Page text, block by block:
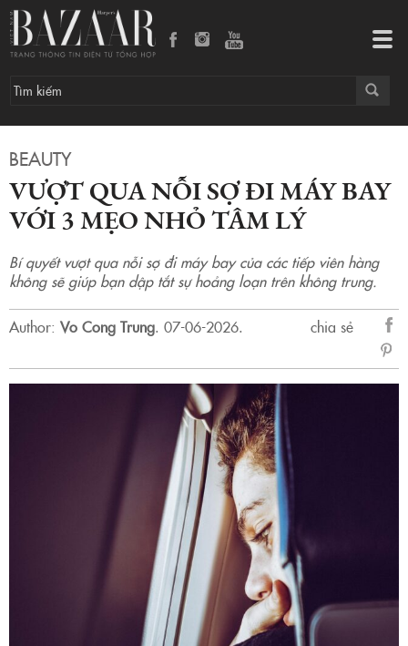
BEAUTY
VƯỢT QUA NỖI SỢ ĐI MÁY BAY
VỚI 3 MẸO NHỎ TÂM LÝ
Bí quyết vượt qua nỗi sợ đi máy bay của các tiếp viên hàng
không sẽ giúp bạn dập tắt sự hoảng loạn trên không trung.
Author: Vo Cong Trung. 07-06-2026.
chia sẻ
sẻ
Vượt qua nỗi sợ đi máy bay với 3 mẹo nhỏ tâm lý